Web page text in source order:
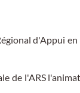
d'Appui
de l'ARS